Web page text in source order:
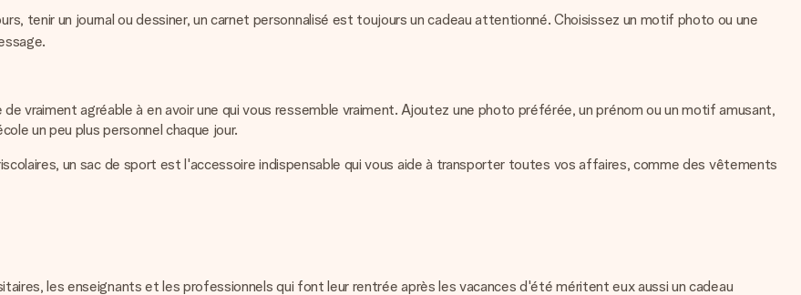
tenir un journal ou dessiner, un carnet personnalisé est toujours un cadeau attentionné. Choisissez un motif photo ou une
vraiment agréable à en avoir une qui vous ressemble vraiment. Ajoutez une photo préférée, un prénom ou un motif amusant,
un peu plus personnel chaque jour.
un sac de sport est l'accessoire indispensable qui vous aide à transporter toutes vos affaires, comme des vêtements
les enseignants et les professionnels qui font leur rentrée après les vacances d'été méritent eux aussi un cadeau